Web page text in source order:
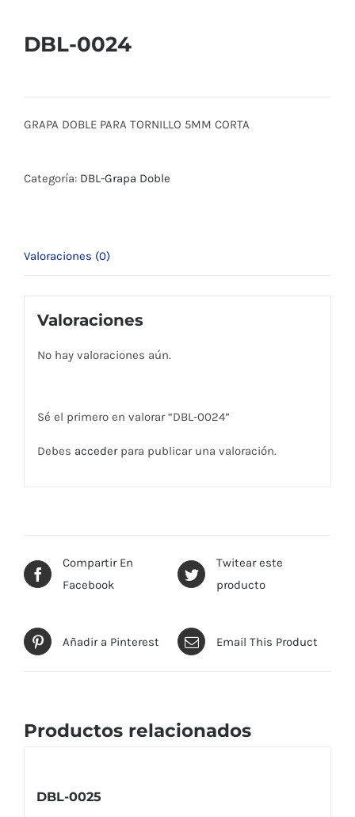
DBL-0024
GRAPA DOBLE PARA TORNILLO 5MM CORTA
Categoría: DBL-Grapa Doble
Valoraciones (0)
Valoraciones
No hay valoraciones aún.
Sé el primero en valorar “DBL-0024”
Debes accederpara publicar una valoración.
Compartir En
Facebook
Twitear este
producto
Añadir a Pinterest Email This Product
Productos relacionados
DBL-0025